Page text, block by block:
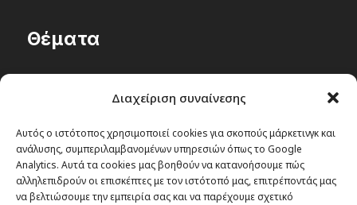
Διαχείριση συναίνεσης
Αυτός ο ιστότοπος χρησιμοποιεί cookies για σκοπούς μάρκετινγκ και
ανάλυσης, συμπεριλαμβανομένων υπηρεσιών όπως το Google
Analytics. Αυτά τα cookies μας βοηθούν να κατανοήσουμε πώς
αλληλεπιδρούν οι επισκέπτες με τον ιστότοπό μας, επιτρέποντάς μας
να βελτιώσουμε την εμπειρία σας και να παρέχουμε σχετικό
Θέματα
Passenger στην Ελλάδα
Passenger στον κόσμο
TRAVEL NEWS
Οργάνωσε το ταξίδι σου
CITY and CULTURE